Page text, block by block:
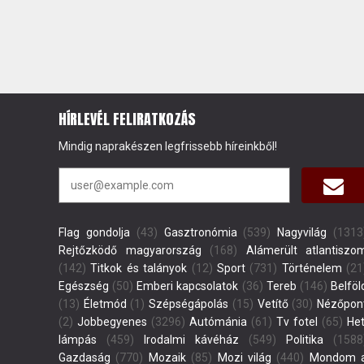
HÍRLEVÉL FELIRATKOZÁS
Mindig naprakészen legfrissebb híreinkből!
Flag gondolja (43) Gasztronómia (539) Nagyvilág
Rejtőzködő magyarország (168)
Alámerült
(142) Titkok és talányok (12) Sport(731) Történelem
Egészség (50) Emberi kapcsolatok (36) Tereb (146)
(13) Életmód (1) Szépségápolás (15) Vetítő(30)
(2) Jobbegyenes (3296) Autómánia (61) Tv fotel (65)
lámpás (459) Irodalmi kávéház (549) Politika
Gazdaság (770) Mozaik(85) Mozi világ (440) Mondom